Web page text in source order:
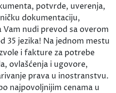
potvrde, uverenja,
dokumentaciju,
nudi prevod sa overom
35 jezika! Na jednom mestu
i fakture za potrebe
ovlašćenja i ugovore,
prava u inostranstvu.
najpovoljnijim cenama u